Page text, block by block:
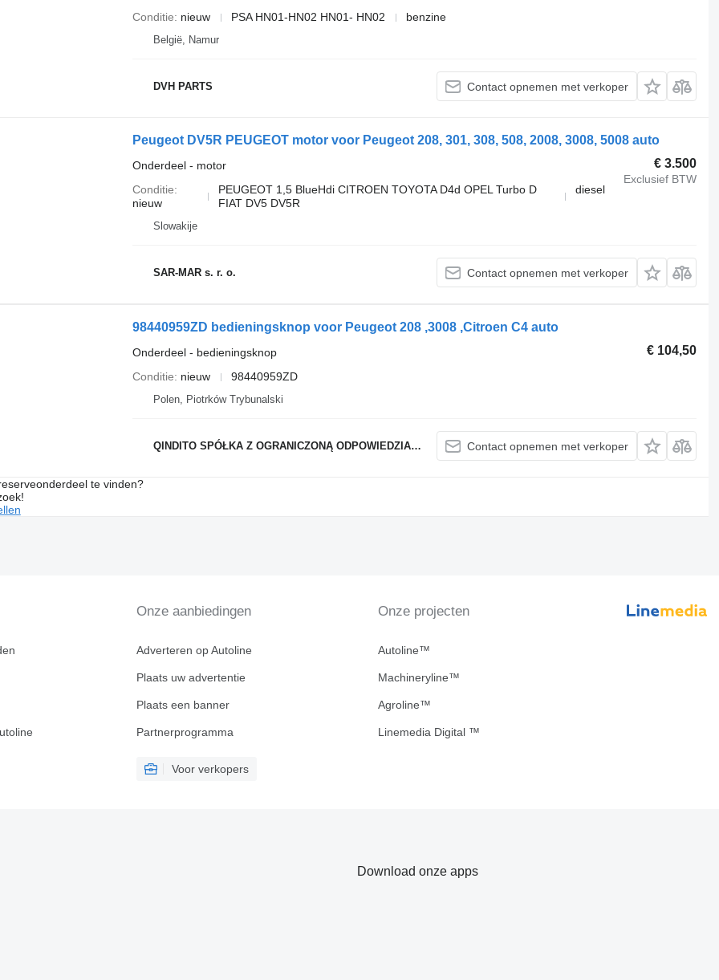
Conditie
nieuw PSA HN01-HN02 HN01- HN02 benzine
België, Namur
DVH PARTS Contact opnemen met verkoper
Peugeot DV5R PEUGEOT motor voor Peugeot 208, 301, 308, 508, 2008, 3008, 5008 auto
€ 3.500
Exclusief BTW
Onderdeel - motor
Conditie
nieuw
PEUGEOT 1,5 BlueHdi CITROEN TOYOTA D4d OPEL Turbo D
FIAT DV5 DV5R
diesel
Slowakije
SAR-MAR s. r. o. Contact opnemen met verkoper
98440959ZD bedieningsknop voor Peugeot 208 ,3008 ,Citroen C4 auto
€ 104,50
Onderdeel - bedieningsknop
Conditie
nieuw 98440959ZD
Polen, Piotrków Trybunalski
QINDITO SPÓŁKA Z OGRANICZONĄ ODPOWIEDZIALNOŚCIĄ Contact opnemen met verkoper
te vinden?
Onze aanbiedingen
Adverteren op Autoline
Plaats uw advertentie
Plaats een banner
Partnerprogramma
Voor verkopers
Onze projecten
Autoline™
Machineryline™
Agroline™
Linemedia Digital ™
Download onze apps